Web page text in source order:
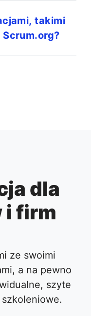
takimi
dla
i firm
ze swoimi
a na pewno
szyte